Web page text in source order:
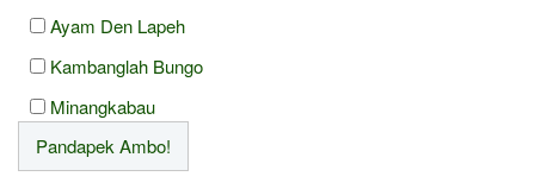
Ayam Den Lapeh
Kambanglah Bungo
Minangkabau